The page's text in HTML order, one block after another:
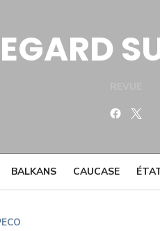
Facebook
BALKANS CAUCASE